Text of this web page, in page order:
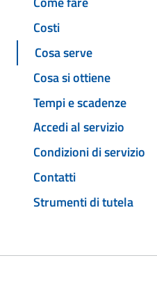
Costi
Cosa serve
Cosa si ottiene
Tempi e scadenze
Accedi al servizio
Condizioni di servizio
Contatti
Strumenti di tutela